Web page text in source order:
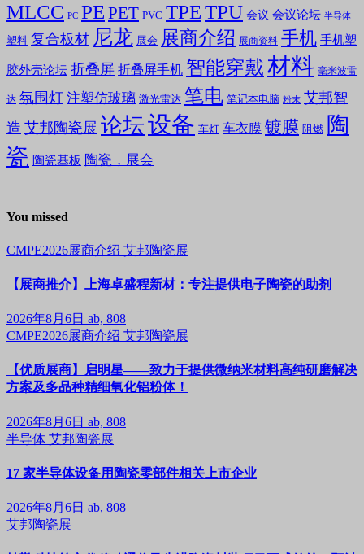
MLCC PC PE PET PVC TPETPU 会议 会议论坛 半导体
塑料 复合板材 尼龙 展会 展商介绍 展商资料 手机 手机塑
胶外壳论坛 折叠屏 折叠屏手机 智能穿戴材料 毫米波雷
达 氛围灯 注塑仿玻璃 激光雷达 笔电 笔记本电脑 粉末 艾邦智
造 艾邦陶瓷展 论坛设备 车灯 车衣膜 镀膜 阻燃 陶
瓷 陶瓷基板 陶瓷，展会
You missed
CMPE2026展商介绍 艾邦陶瓷展
【展商推介】上海卓盛程新材：专注提供电子陶瓷的助剂
2026年8月6日 ab, 808
CMPE2026展商介绍 艾邦陶瓷展
【优质展商】启明星——致力于提供微纳米材料高纯研磨解决
方案及多品种精细氧化铝粉体！
2026年8月6日 ab, 808
半导体 艾邦陶瓷展
17 家半导体设备用陶瓷零部件相关上市企业
2026年8月6日 ab, 808
艾邦陶瓷展